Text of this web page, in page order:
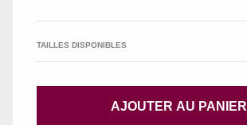
TAILLES DISPONIBLES
AJOUTER AU PANIER